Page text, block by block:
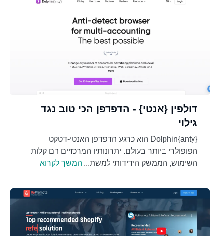
דולפין {אנטי} - הדפדפן הכי טוב נגד
גילוי
Dolphin{anty} הוא כרגע הדפדפן האנטי-דטקט
הפופולרי ביותר בעולם. יתרונותיו המרכזיים הם קלות
השימוש, הממשק הידידותי למשת... המשך לקרוא